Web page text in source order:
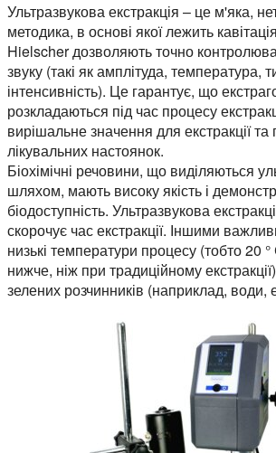
Ультразвукова екстракція – це м'яка,
методика, в основі якої лежить
Hielscher дозволяють точно
звуку (такі як амплітуда, температура,
інтенсивність). Це гарантує, що
розкладаються під час процесу
вирішальне значення для екстракції та
лікувальних настоянок.
Біохімічні речовини, що виділяються
шляхом, мають високу якість і
біодоступність. Ультразвукова
скорочує час екстракції. Іншими
низькі температури процесу (тобто 20
нижче, ніж при традиційному
зелених розчинників (наприклад, води,